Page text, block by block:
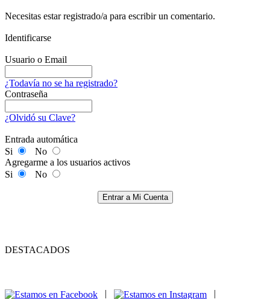
Necesitas estar registrado/a para escribir un comentario.
Identificarse
Usuario o Email
¿Todavía no se ha registrado?
Contraseña
¿Olvidó su Clave?
Entrada automática
Si
No
Agregarme a los usuarios activos
Si
No
Entrar a Mi Cuenta
DESTACADOS